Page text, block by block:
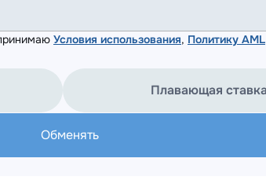
Условия использования, Политику AML
Плавающая ставка
Обменять